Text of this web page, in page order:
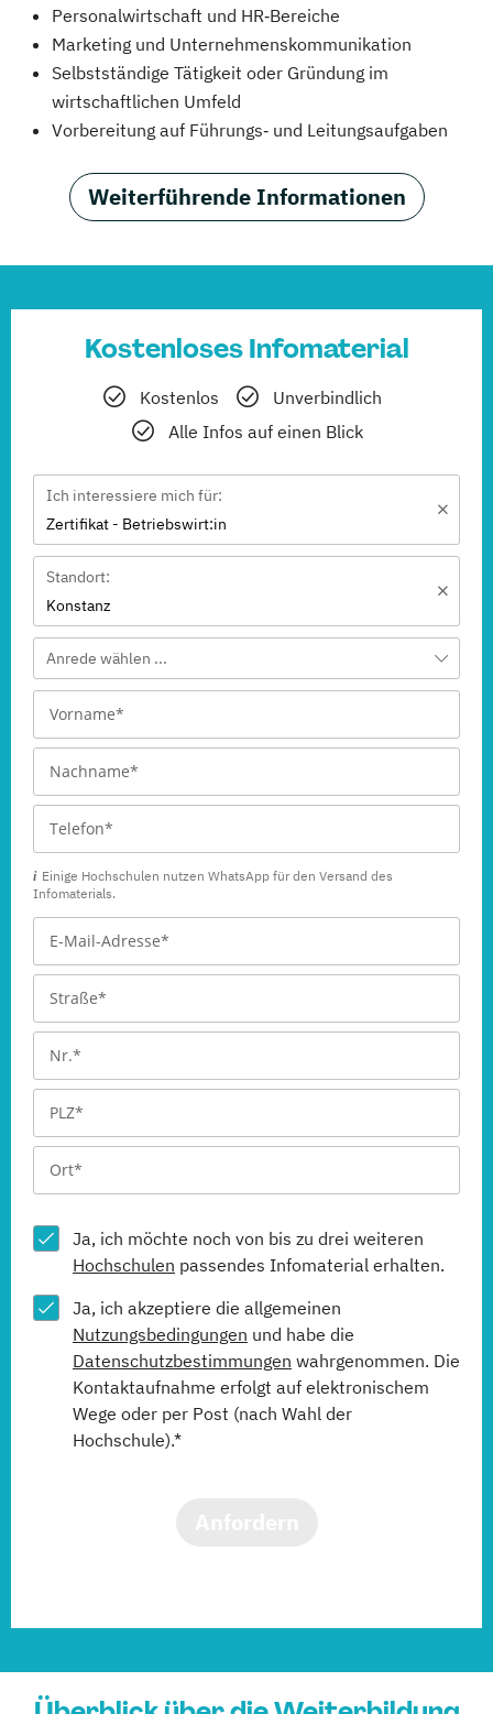
Personalwirtschaft und HR‑Bereiche
Marketing und Unternehmenskommunikation
Selbstständige Tätigkeit oder Gründung im
wirtschaftlichen Umfeld
Vorbereitung auf Führungs‑ und Leitungsaufgaben
Weiterführende Informationen
Kostenloses Infomaterial
Kostenlos
Unverbindlich
Alle Infos auf einen Blick
Ich interessiere mich für:
Zertifikat - Betriebswirt:in
Standort:
Konstanz
Anrede wählen ...
Einige Hochschulen nutzen WhatsApp für den Versand des
Infomaterials.
Ja, ich möchte noch von bis zu drei weiteren
Hochschulen passendes Infomaterial erhalten.
Ja, ich akzeptiere die allgemeinen
Nutzungsbedingungen und habe die
Datenschutzbestimmungen wahrgenommen. Die
Kontaktaufnahme erfolgt auf elektronischem
Wege oder per Post (nach Wahl der
Hochschule).*